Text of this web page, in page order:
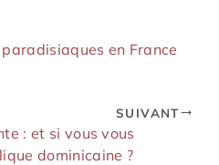
en France
SUIVANT
: et si vous vous
dominicaine ?